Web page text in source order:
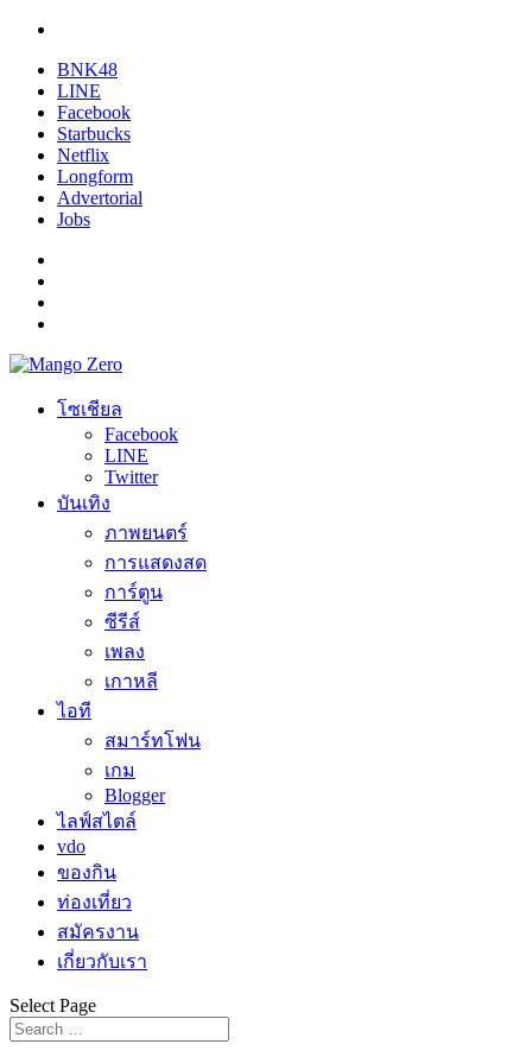
BNK48
LINE
Facebook
Starbucks
Netflix
Longform
Advertorial
Jobs
โซเชียล
Facebook
LINE
Twitter
บันเทิง
ภาพยนตร์
การแสดงสด
การ์ตูน
ซีรีส์
เพลง
เกาหลี
ไอที
สมาร์ทโฟน
เกม
Blogger
ไลฟ์สไตล์
vdo
ของกิน
ท่องเที่ยว
สมัครงาน
เกี่ยวกับเรา
Select Page